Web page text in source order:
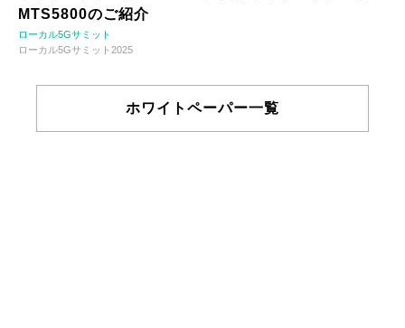
MTS5800のご紹介
ローカル5Gサミット
ローカル5Gサミット2025
ホワイトペーパー一覧